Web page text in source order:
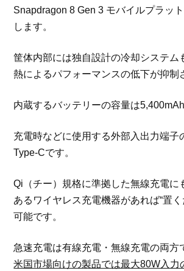
Snapdragon 8 Gen 3 モバイルプラッ
します。
筐体内部には独自設計の冷却システム
熱によるパフォーマンスの低下が抑制
内蔵するバッテリーの容量は5,400mAh
充電時などに使用する外部入出力端子
Type-Cです。
Qi（チー）規格に準拠した無線充電に
あるワイヤレス充電機器があれば“置く
可能です。
急速充電は有線充電・無線充電の両方
米国市場向けの製品では最大80W入力